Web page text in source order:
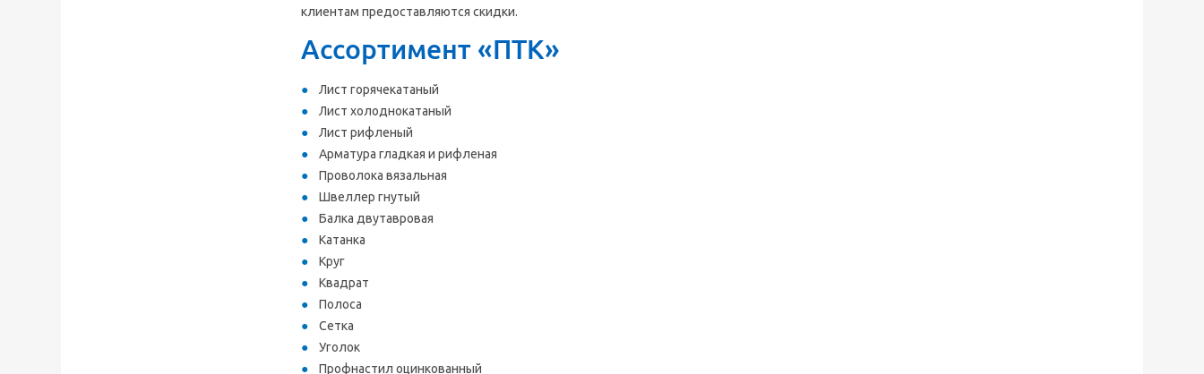
клиентам предоставляются скидки.
Ассортимент «ПТК»
Лист горячекатаный
Лист холоднокатаный
Лист рифленый
Арматура гладкая и рифленая
Проволока вязальная
Швеллер гнутый
Балка двутавровая
Катанка
Круг
Квадрат
Полоса
Сетка
Уголок
Профнастил оцинкованный